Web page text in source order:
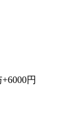
円